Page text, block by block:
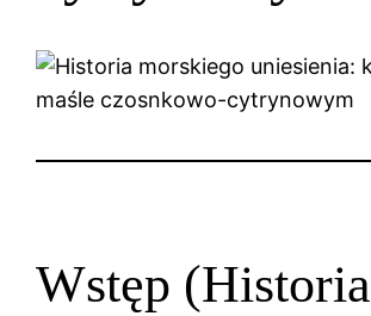
Wstęp (Historia